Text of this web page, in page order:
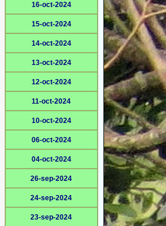
16-oct-2024
15-oct-2024
14-oct-2024
13-oct-2024
12-oct-2024
11-oct-2024
10-oct-2024
06-oct-2024
04-oct-2024
26-sep-2024
24-sep-2024
23-sep-2024